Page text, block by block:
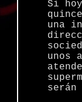
Si
una
unos